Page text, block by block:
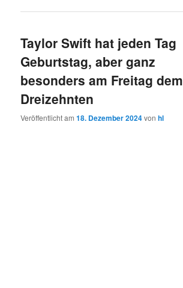
Taylor Swift hat jeden Tag
Geburtstag, aber ganz
besonders am Freitag dem
Dreizehnten
Veröffentlicht am18. Dezember 2024vonhl